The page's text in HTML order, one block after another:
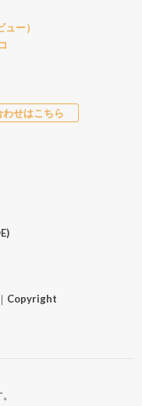
ー）
せはこちら
Copyright